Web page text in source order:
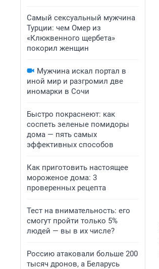
Самый сексуальный мужчина
Турции: чем Омер из
«Клюквенного щербета»
покорил женщин
Мужчина искал портал в
иной мир и разгромил две
иномарки в Сочи
Быстро покраснеют: как
соспеть зеленые помидоры
дома — пять самых
эффективных способов
Как приготовить настоящее
мороженое дома: 3
проверенных рецепта
Тест на внимательность: его
смогут пройти только 5%
людей — вы в их числе?
Россию атаковали больше 200
тысяч дронов, а Беларусь